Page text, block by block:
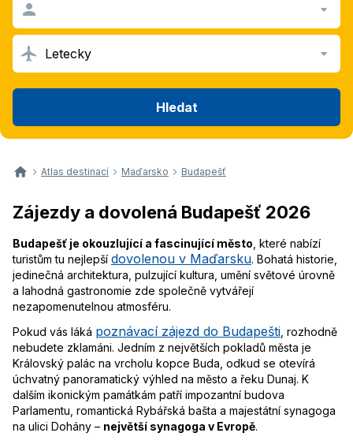
Letecky
Hledat
Atlas destinací Maďarsko Budapešť
Zájezdy a dovolená Budapešť 2026
Budapešť je okouzlující a fascinující město , které nabízí
turistům tu nejlepší dovolenou v Maďarsku. Bohatá historie,
jedinečná architektura, pulzující kultura, umění světové úrovně
a lahodná gastronomie zde společně vytvářejí
nezapomenutelnou atmosféru.
Pokud vás láká poznávací zájezd do Budapešti , rozhodně
nebudete zklamáni. Jedním z největších pokladů města je
Královský palác na vrcholu kopce Buda, odkud se otevírá
úchvatný panoramatický výhled na město a řeku Dunaj. K
dalším ikonickým památkám patří impozantní budova
Parlamentu, romantická Rybářská bašta a majestátní synagoga
na ulici Dohány – největší synagoga v Evropě.